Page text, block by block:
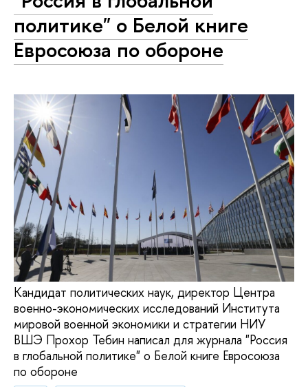
политике" о Белой книге
Евросоюза по обороне
Кандидат политических наук, директор Центра
военно-экономических исследований Института
мировой военной экономики и стратегии НИУ
ВШЭ Прохор Тебин написал для журнала "Россия
в глобальной политике" о Белой книге Евросоюза
по обороне